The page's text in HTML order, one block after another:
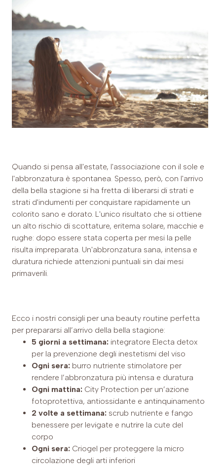
Quando si pensa all'estate, l'associazione con il sole e
l'abbronzatura è spontanea. Spesso, però, con l'arrivo
della bella stagione si ha fretta di liberarsi di strati e
strati d'indumenti per conquistare rapidamente un
colorito sano e dorato. L'unico risultato che si ottiene
un alto rischio di scottature, eritema solare, macchie e
rughe: dopo essere stata coperta per mesi la pelle
risulta impreparata. Un'abbronzatura sana, intensa e
duratura richiede attenzioni puntuali sin dai mesi
primaverili.
Ecco i nostri consigli per una beauty routine perfetta
per prepararsi all’arrivo della bella stagione:
5 giorni a settimana: integratore Electa detox
per la prevenzione degli inestetismi del viso
Ogni sera: burro nutriente stimolatore per
rendere l’abbronzatura più intensa e duratura
Ogni mattina: City Protection per un’azione
fotoprotettiva, antiossidante e antinquinamento
2 volte a settimana: scrub nutriente e fango
benessere per levigate e nutrire la cute del
corpo
Ogni sera: Criogel per proteggere la micro
circolazione degli arti inferiori